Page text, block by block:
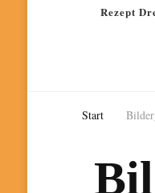
Rezept
Start